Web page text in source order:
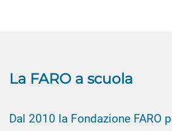
La FARO a scuola
Dal 2010 la Fondazione FARO